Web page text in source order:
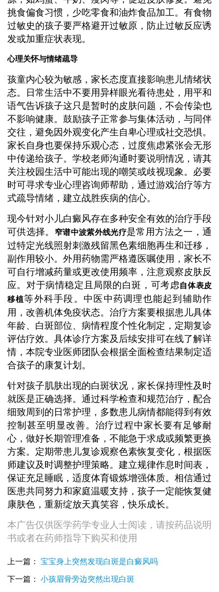
挑食偏食习惯，少吃零食和油炸食品加工。有食物
过敏史的孩子要严格避开过敏原，防止过敏反应诱
发或加重症状表现。
心理关怀与情绪疏导
孩童内心较为敏感，家长态度直接影响患儿情绪状
态。日常生活中不要用异样眼光看待患处，用平和
语气告诉孩子这只是暂时的皮肤问题，不会传染也
不影响健康。鼓励孩子正常参与集体活动，与同伴
交往，避免因外观变化产生自卑心理或社交恐惧。
家长自身也要保持乐观心态，过度焦虑紧张会无形
中传递给孩子。学校老师沟通时要说明情况，请其
关注校园生活中可能出现的嘲笑或歧视现象。必要
时可寻求专业心理咨询师帮助，通过游戏治疗等方
式疏导情绪，建立战胜疾病的信心。
现今针对小儿白癜风存在多种安全有效的治疗手段
可供选择。
窄谱中波紫外线光疗是常用方法之一，通
过特定光线照射刺激残留黑色素细胞再生和迁移，
副作用较小。外用药物需严格遵医嘱使用，家长不
可自行增减药量或更改使用频率，注意观察皮肤反
应。对于病情稳定且局限的白斑，可考虑自体表皮
移植等外科手段。中医中药调理也能起到辅助作
用，改善机体免疫状态。治疗方案要根据患儿具体
年龄、白斑部位、病情程度个性化制定，定期复诊
评估疗效。具体诊疗方案及后续安排可在线了解详
情，本院专业医师团队会根据全面检查结果制定适
合孩子的康复计划。
针对孩子肌肤出现的白斑状况，家长保持理性及时
就医是正确选择。通过科学检查和规范治疗，配合
细致周到的日常护理，多数患儿病情都能得到有效
控制甚至明显改善。治疗过程中家长要有足够耐
心，做好长期管理准备，不能急于求成或频繁更换
方案。定期带患儿复诊观察色素恢复变化，根据医
师建议及时调整护理策略。建立规律作息时间表，
保证充足睡眠，适度体育锻炼增强体质。相信通过
医患共同努力和家庭温暖支持，孩子一定能恢复健
康肤色，重新绽放天真笑容，快乐成长。
本广告仅供医学药学专业人士阅读，请按药品说明
书或者在药师指导下购买和使用
上一篇： 宝宝身上突然发现白斑是白癜风吗
下一篇： 小孩眉骨旁边突然出现白斑
治好孩子身上的白斑需要多长时间
孩子身上长白斑扩散怎么回事白癜风吗